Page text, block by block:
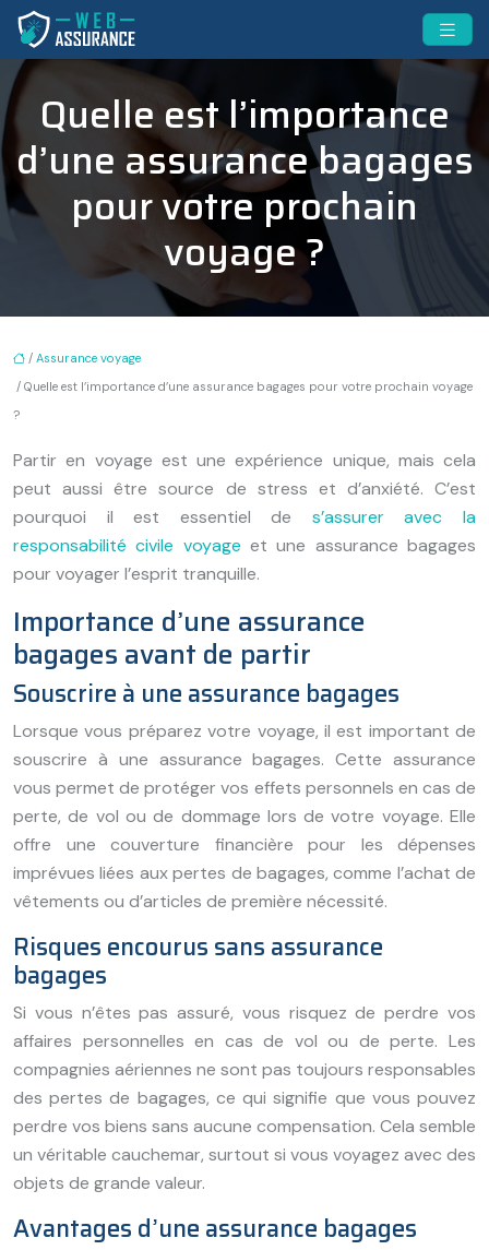
Quelle est l’importance
d’une assurance bagages
pour votre prochain
voyage ?
/ Assurance voyage
/ Quelle est l’importance d’une assurance bagages pour votre prochain voyage
?
Partir en voyage est une expérience unique, mais cela
peut aussi être source de stress et d’anxiété. C’est
pourquoi il est essentiel de s’assurer avec la
responsabilité civile voyage et une assurance bagages
pour voyager l’esprit tranquille.
Importance d’une assurance
bagages avant de partir
Souscrire à une assurance bagages
Lorsque vous préparez votre voyage, il est important de
souscrire à une assurance bagages. Cette assurance
vous permet de protéger vos effets personnels en cas de
perte, de vol ou de dommage lors de votre voyage. Elle
offre une couverture financière pour les dépenses
imprévues liées aux pertes de bagages, comme l’achat de
vêtements ou d’articles de première nécessité.
Risques encourus sans assurance
bagages
Si vous n’êtes pas assuré, vous risquez de perdre vos
affaires personnelles en cas de vol ou de perte. Les
compagnies aériennes ne sont pas toujours responsables
des pertes de bagages, ce qui signifie que vous pouvez
perdre vos biens sans aucune compensation. Cela semble
un véritable cauchemar, surtout si vous voyagez avec des
objets de grande valeur.
Avantages d’une assurance bagages